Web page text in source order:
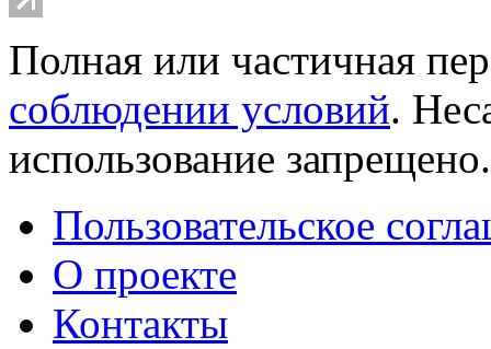
Полная или частичная
соблюдении условий.
использование
Пользовательское
О проекте
Контакты